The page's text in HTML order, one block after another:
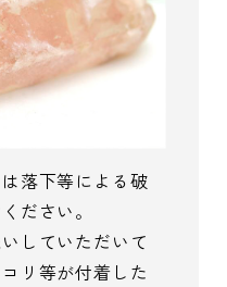
落下等による破
ださい。
していただいて
リ等が付着した